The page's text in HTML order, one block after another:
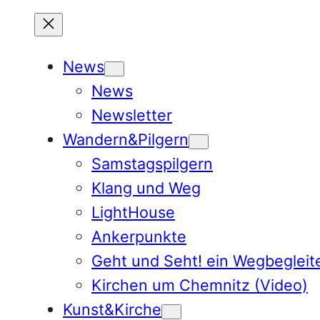
News
News
Newsletter
Wandern&Pilgern
Samstagspilgern
Klang und Weg
LightHouse
Ankerpunkte
Geht und Seht! ein
Kirchen um Chemnitz (Video)
Kunst&Kirche